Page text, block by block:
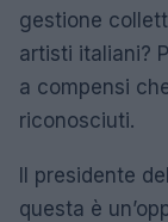
gestione
artisti italiani?
a compensi
riconosciuti.
Il presidente
questa è